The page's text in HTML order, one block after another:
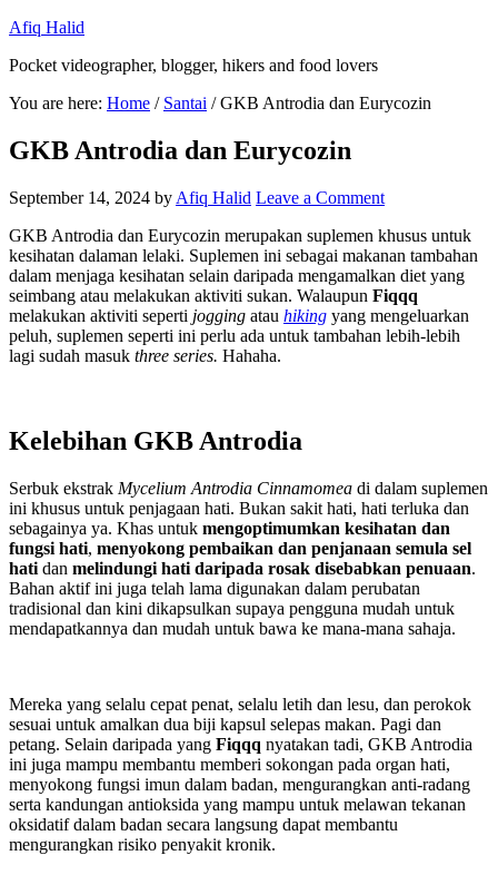
Afiq Halid
Pocket videographer, blogger, hikers and food lovers
You are here: Home / Santai /GKB Antrodia dan Eurycozin
GKB Antrodia dan Eurycozin
September 14, 2024 by Afiq Halid Leave a Comment
GKB Antrodia dan Eurycozin merupakan suplemen khusus untuk
kesihatan dalaman lelaki. Suplemen ini sebagai makanan tambahan
dalam menjaga kesihatan selain daripada mengamalkan diet yang
seimbang atau melakukan aktiviti sukan. Walaupun Fiqqq
melakukan aktiviti seperti jogging atau hiking yang mengeluarkan
peluh, suplemen seperti ini perlu ada untuk tambahan lebih-lebih
lagi sudah masuk three series. Hahaha.
Kelebihan GKB Antrodia
Serbuk ekstrak Mycelium Antrodia Cinnamomea di dalam suplemen
ini khusus untuk penjagaan hati. Bukan sakit hati, hati terluka dan
sebagainya ya. Khas untuk mengoptimumkan kesihatan dan
fungsi hati, menyokong pembaikan dan penjanaan semula sel
hati dan melindungi hati daripada rosak disebabkan penuaan.
Bahan aktif ini juga telah lama digunakan dalam perubatan
tradisional dan kini dikapsulkan supaya pengguna mudah untuk
mendapatkannya dan mudah untuk bawa ke mana-mana sahaja.
Mereka yang selalu cepat penat, selalu letih dan lesu, dan perokok
sesuai untuk amalkan dua biji kapsul selepas makan. Pagi dan
petang. Selain daripada yang Fiqqq nyatakan tadi, GKB Antrodia
ini juga mampu membantu memberi sokongan pada organ hati,
menyokong fungsi imun dalam badan, mengurangkan anti-radang
serta kandungan antioksida yang mampu untuk melawan tekanan
oksidatif dalam badan secara langsung dapat membantu
mengurangkan risiko penyakit kronik.